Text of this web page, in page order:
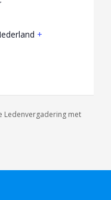
+
Ledenvergadering met